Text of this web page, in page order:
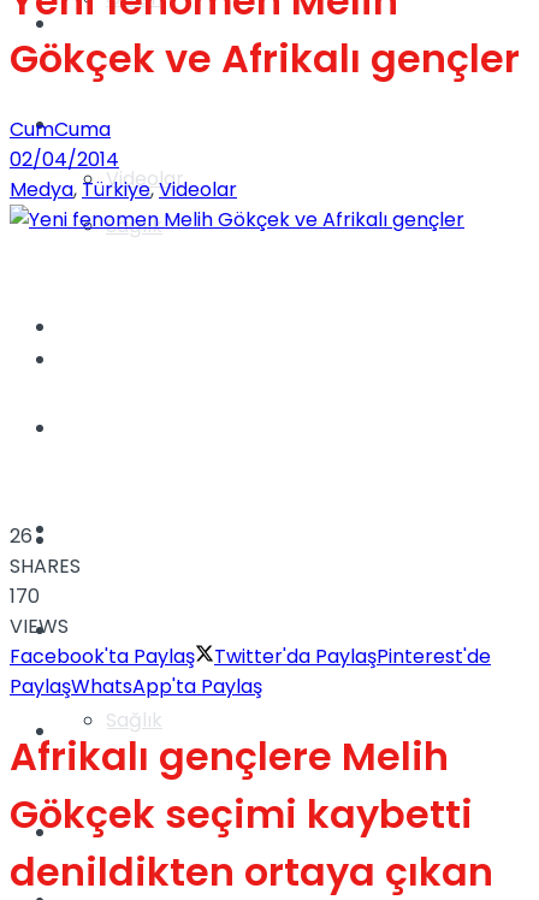
Videolar
Sağlık
Gündem
Yaşam
Sağlık
Türkiye
Müzik
Sinema
Gökçek ve Afrikalı gençler
CumCuma
02/04/2014
Medya, Türkiye,Videolar
26
SHARES
170
VIEWS
Facebook'ta Paylaş
Twitter'da PaylaşPinterest'de
PaylaşWhatsApp'ta Paylaş
Afrikalı gençlere Melih
Gökçek seçimi kaybetti
denildikten ortaya çıkan